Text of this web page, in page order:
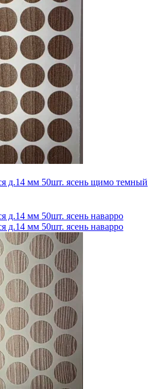
д.14 мм 50шт. ясень щимо темный
д.14 мм 50шт. ясень наварро
д.14 мм 50шт. ясень наварро